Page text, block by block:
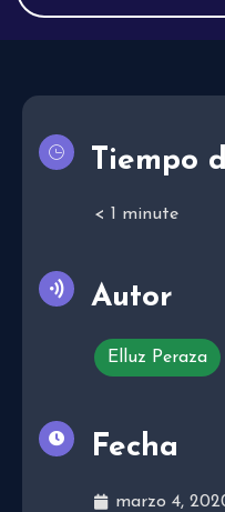
Tiempo
< 1 minute
Autor
Elluz Peraza
Fecha
marzo 4,